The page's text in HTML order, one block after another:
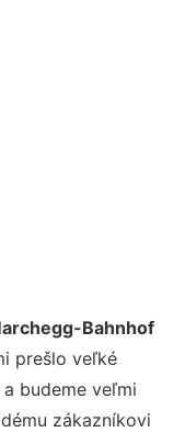
Bahnhof
prešlo veľké
budeme veľmi
zákazníkovi